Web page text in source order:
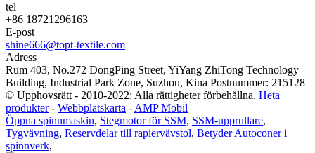
tel
+86 18721296163
E-post
shine666@topt-textile.com
Adress
Rum 403, No.272 DongPing Street, YiYang ZhiTong Technology
Building, Industrial Park Zone, Suzhou, Kina Postnummer: 215128
© Upphovsrätt - 2010-2022: Alla rättigheter förbehållna. Heta
produkter- Webbplatskarta - AMP Mobil
Öppna spinnmaskin, Stegmotor för SSM, SSM-upprullare,
Tygvävning, Reservdelar till rapiervävstol, Betyder Autoconer i
spinnverk,